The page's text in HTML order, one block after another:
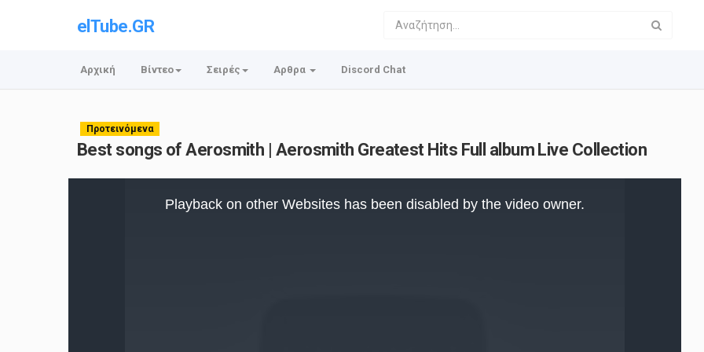
elTube.GR
Αρχική Βίντεο Σειρές Αρθρα Discord Chat
Προτεινόμενα
Best songs of Aerosmith | Aerosmith Greatest Hits Full album Live Collection
Playback on other Websites has been disabled by the video owner.